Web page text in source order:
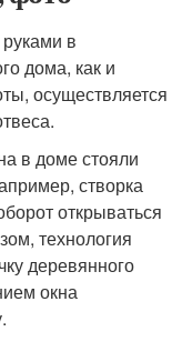
в
дома, как и
осуществляется
в доме стояли
створка
открываться
технология
деревянного
окна